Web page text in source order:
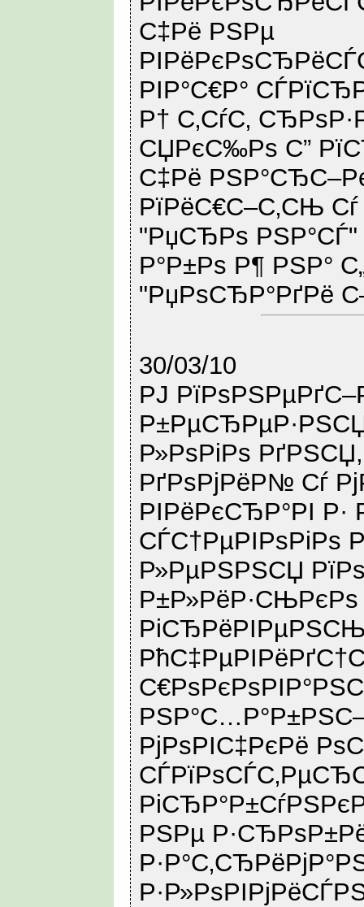
С‡Рё РЅРµ
РІР°С€Р°
Р† С‚СѓС‚
СЏРєС‰Рѕ С”
С‡Рё
РїРёС€С–С‚СЊ
"РџСЂРѕ
Р°Р±Рѕ Р¶ РЅР°
"РџРѕСЂР°РґРё
30/03/10
РЈ
Р»РѕРіРѕ
РґРѕРјРёР№ Сѓ
РІРёРєСЂР°РІ Р·
СЃС†РµРІРѕРіРѕ
Р»РµРЅРЅСЏ
РјРѕРІС‡РєРё
РЅРµ